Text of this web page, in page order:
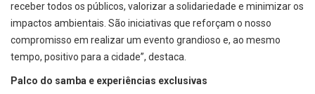
receber todos os públicos, valorizar a solidariedade e minimizar os
impactos ambientais. São iniciativas que reforçam o nosso
compromisso em realizar um evento grandioso e, ao mesmo
tempo, positivo para a cidade”, destaca.
Palco do samba e experiências exclusivas